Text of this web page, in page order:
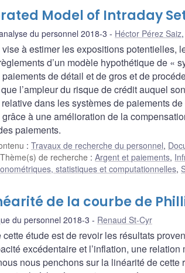
Model of Intraday
du personnel 2018-3 Héctor Pérez Saiz,
à estimer les expositions potentielles,
d’un modèle hypothétique de «
de détail et de gros et de
l’ampleur du risque de crédit auquel
dans les systèmes de paiements
à une amélioration de la
paiements.
: Travaux de recherche du personnel,
Thème(s) de recherche :Argent et paiements,
statistiques et computationnelles,
de la courbe de
du personnel 2018-3 Renaud St-Cyr
cette étude est de revoir les résultats
excédentaire et l’inflation, une
nous penchons sur la linéarité de